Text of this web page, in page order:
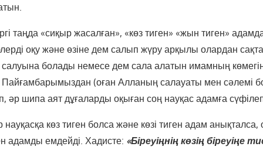
таңда «сиқыр жасалған», «көз тиген» «жын тиген»
оқу және өзіне дем салып жүру арқылы олардан
болады немесе дем сала алатын имамның
(оған Алланың салауаты мен сәлемі
әр шипа аят дұғаларды оқыған соң науқас адамға
науқасқа көз тиген болса және көзі тиген адам
адамды емдейді. Хадисте: «Біреуіңнің көзің біреуіңе